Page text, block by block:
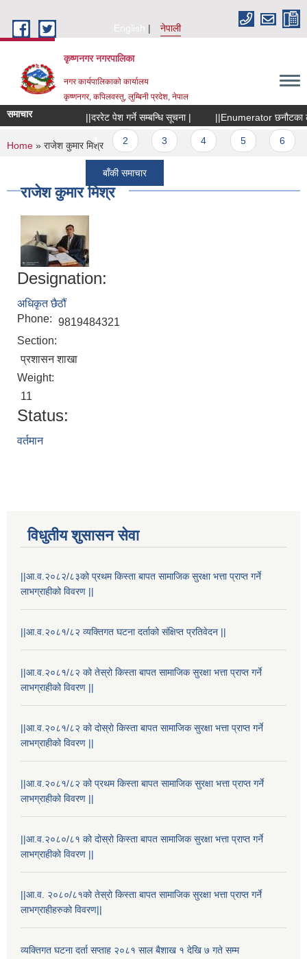
English
नेपाली
कृष्णनगर नगरपालिका
नगर कार्यपालिकाको कार्यालय
कृष्णनगर, कपिलवस्तु, लुम्बिनी प्रदेश, नेपाल
समाचार ||दररेट पेश गर्ने सम्बन्धि सूचना | ||Enumerator छनौटका
Pages
1
बाँकी समाचार
You are here
Home » राजेश कुमार मिश्र
राजेश कुमार मिश्र
Designation:
अधिकृत छैठौं
Phone: 9819484321
Section:
प्रशासन शाखा
Weight:
11
Status:
वर्तमान
विधुतीय शुसासन सेवा
||आ.व.२०८२/८३को प्रथम किस्ता बापत सामाजिक सुरक्षा भत्ता प्राप्त गर्ने
लाभग्राहीको विवरण ||
||आ.व.२०८१/८२ व्यक्तिगत घटना दर्ताको संक्षिप्त प्रतिवेदन ||
||आ.व.२०८१/८२ को तेस्रो किस्ता बापत सामाजिक सुरक्षा भत्ता प्राप्त गर्ने
लाभग्राहीको विवरण ||
||आ.व.२०८१/८२ को दोस्रो किस्ता बापत सामाजिक सुरक्षा भत्ता प्राप्त गर्ने
लाभग्राहीको विवरण ||
||आ.व.२०८१/८२ को प्रथम किस्ता बापत सामाजिक सुरक्षा भत्ता प्राप्त गर्ने
लाभग्राहीको विवरण ||
||आ.व.२०८०/८१ को दोस्रो किस्ता बापत सामाजिक सुरक्षा भत्ता प्राप्त गर्ने
लाभग्राहीको विवरण ||
||आ.व. २०८०/८१को तेस्रो किस्ता बापत सामाजिक सुरक्षा भत्ता प्राप्त गर्ने
लाभग्राहीहरुको विवरण||
व्यक्तिगत घटना दर्ता सप्ताह २०८१ साल बैशाख १ देखि ७ गते सम्म